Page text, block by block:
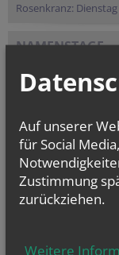
Rosenkranz:
NAMENSTAGE
Hildiger, Hl....
Auf unserer
für Social
Zustimmung
zurückziehen.
Weitere